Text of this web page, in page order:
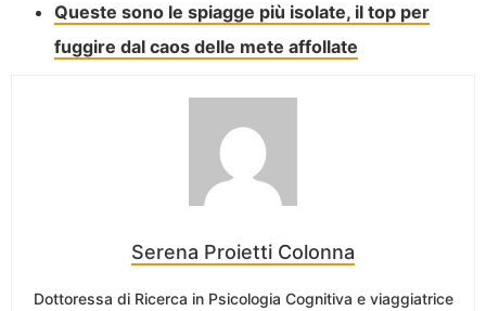
Queste sono le spiagge più isolate, il top per
fuggire dal caos delle mete affollate
Serena Proietti Colonna
Dottoressa di Ricerca in Psicologia Cognitiva e viaggiatrice